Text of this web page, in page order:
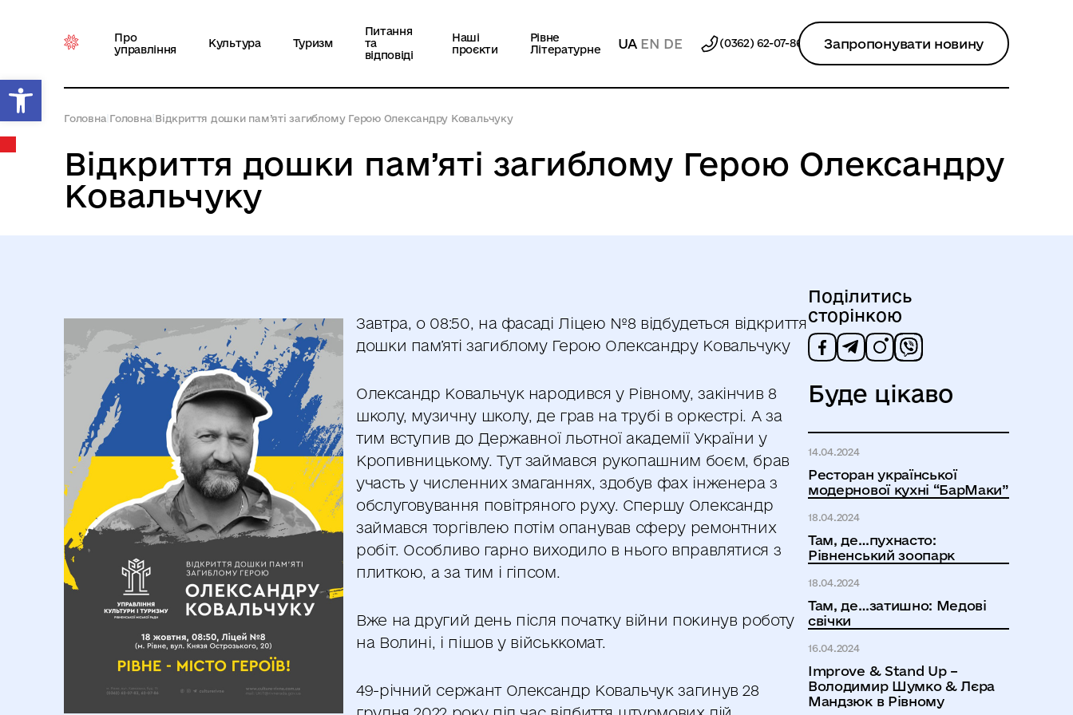
Відкрити Панель інструментів
Про
управління
Культура Туризм
Питання
та
відповіді
Наші
проєкти
Рівне
Літературне
UA EN DE (0362) 62-07-86 Запропонувати новину
Головна Головна Відкриття дошки пам’яті загиблому Герою Олександру Ковальчуку
Відкриття дошки пам’яті загиблому Герою Олександру
Ковальчуку
Завтра, о 08:50, на фасаді Ліцею №8 відбудеться відкриття
дошки пам’яті загиблому Герою Олександру Ковальчуку
Олександр Ковальчук народився у Рівному, закінчив 8
школу, музичну школу, де грав на трубі в оркестрі. А за
тим вступив до Державної льотної академії України у
Кропивницькому. Тут займався рукопашним боєм, брав
участь у численних змаганнях, здобув фах інженера з
обслуговування повітряного руху. Спершу Олександр
займався торгівлею потім опанував сферу ремонтних
робіт. Особливо гарно виходило в нього вправлятися з
плиткою, а за тим і гіпсом.
Вже на другий день після початку війни покинув роботу
на Волині, і пішов у військкомат.
49-річний сержант Олександр Ковальчук загинув 28
Поділитись
сторінкою
Буде цікаво
14.04.2024
Ресторан української
модернової кухні “БарМаки”
18.04.2024
Там, де…пухнасто:
Рівненський зоопарк
18.04.2024
Там, де…затишно: Медові
свічки
16.04.2024
Improve & Stand Up –
Володимир Шумко & Лєра
Мандзюк в Рівному